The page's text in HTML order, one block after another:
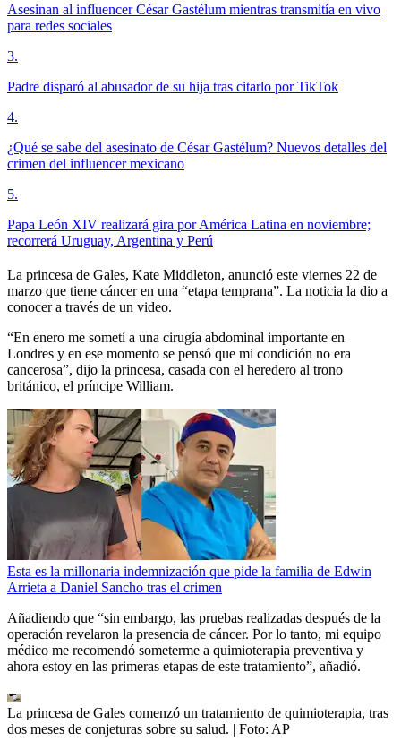
Asesinan al influencer César Gastélum mientras transmitía en vivo
para redes sociales
3.
Padre disparó al abusador de su hija tras citarlo por TikTok
4.
¿Qué se sabe del asesinato de César Gastélum? Nuevos detalles del
crimen del influencer mexicano
5.
Papa León XIV realizará gira por América Latina en noviembre;
recorrerá Uruguay, Argentina y Perú
La princesa de Gales, Kate Middleton, anunció este viernes 22 de
marzo que tiene cáncer en una “etapa temprana”. La noticia la dio a
conocer a través de un video.
“En enero me sometí a una cirugía abdominal importante en
Londres y en ese momento se pensó que mi condición no era
cancerosa”, dijo la princesa, casada con el heredero al trono
británico, el príncipe William.
Esta es la millonaria indemnización que pide la familia de Edwin
Arrieta a Daniel Sancho tras el crimen
Añadiendo que “sin embargo, las pruebas realizadas después de la
operación revelaron la presencia de cáncer. Por lo tanto, mi equipo
médico me recomendó someterme a quimioterapia preventiva y
ahora estoy en las primeras etapas de este tratamiento”, añadió.
La princesa de Gales comenzó un tratamiento de quimioterapia, tras
dos meses de conjeturas sobre su salud. | Foto: AP